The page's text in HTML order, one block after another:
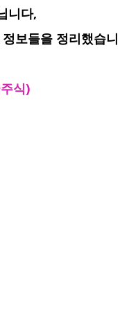
니다,
보들을 정리했습니
식)